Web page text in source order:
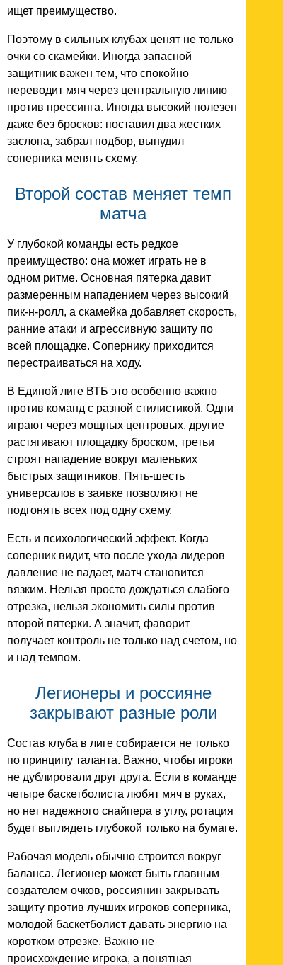
ищет преимущество.
Поэтому в сильных клубах ценят не только
очки со скамейки. Иногда запасной
защитник важен тем, что спокойно
переводит мяч через центральную линию
против прессинга. Иногда высокий полезен
даже без бросков: поставил два жестких
заслона, забрал подбор, вынудил
соперника менять схему.
Второй состав меняет темп
матча
У глубокой команды есть редкое
преимущество: она может играть не в
одном ритме. Основная пятерка давит
размеренным нападением через высокий
пик-н-ролл, а скамейка добавляет скорость,
ранние атаки и агрессивную защиту по
всей площадке. Сопернику приходится
перестраиваться на ходу.
В Единой лиге ВТБ это особенно важно
против команд с разной стилистикой. Одни
играют через мощных центровых, другие
растягивают площадку броском, третьи
строят нападение вокруг маленьких
быстрых защитников. Пять-шесть
универсалов в заявке позволяют не
подгонять всех под одну схему.
Есть и психологический эффект. Когда
соперник видит, что после ухода лидеров
давление не падает, матч становится
вязким. Нельзя просто дождаться слабого
отрезка, нельзя экономить силы против
второй пятерки. А значит, фаворит
получает контроль не только над счетом, но
и над темпом.
Легионеры и россияне
закрывают разные роли
Состав клуба в лиге собирается не только
по принципу таланта. Важно, чтобы игроки
не дублировали друг друга. Если в команде
четыре баскетболиста любят мяч в руках,
но нет надежного снайпера в углу, ротация
будет выглядеть глубокой только на бумаге.
Рабочая модель обычно строится вокруг
баланса. Легионер может быть главным
создателем очков, россиянин закрывать
защиту против лучших игроков соперника,
молодой баскетболист давать энергию на
коротком отрезке. Важно не
происхождение игрока, а понятная